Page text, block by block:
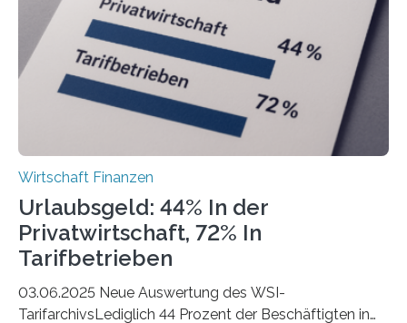
Städte Hamburg, München und Köln. Betrachtet man
hingegen die Existenzgründungsintensität – die Anzahl
der freiberuflichen Gründungen je…
Wirtschaft Finanzen
Urlaubsgeld: 44% In der
Privatwirtschaft, 72% In
Tarifbetrieben
03.06.2025 Neue Auswertung des WSI-
TarifarchivsLediglich 44 Prozent der Beschäftigten in